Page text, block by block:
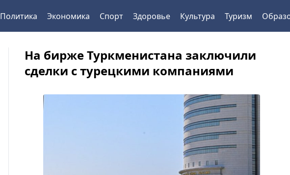
Политика Экономика Спорт Здоровье Культура Туризм
На бирже Туркменистана заключили
сделки с турецкими компаниями